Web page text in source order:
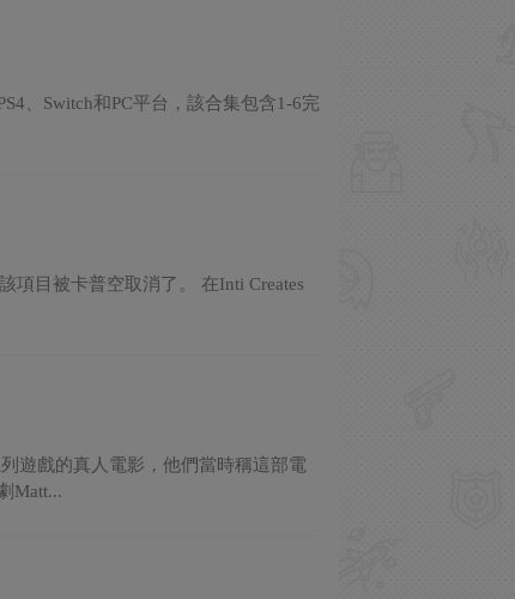
、Switch和PC平台，該合集包含1-6完
項目被卡普空取消了。 在Inti Creates
遊戲的真人電影，他們當時稱這部電
Matt...